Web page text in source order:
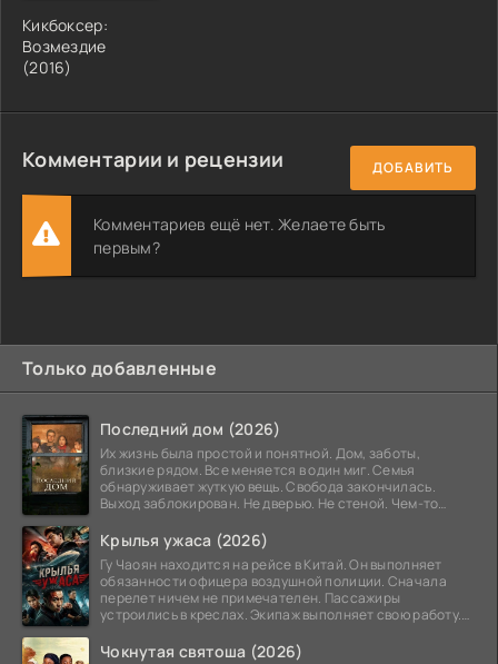
Кикбоксер:
Возмездие
(2016)
Комментарии и рецензии ДОБАВИТЬ
Комментариев ещё нет. Желаете быть
первым?
Только добавленные
Последний дом (2026)
Их жизнь была простой и понятной. Дом, заботы,
близкие рядом. Все меняется в один миг. Семья
обнаруживает жуткую вещь. Свобода закончилась.
Выход заблокирован. Не дверью. Не стеной. Чем-то
Крылья ужаса (2026)
Гу Чаоян находится на рейсе в Китай. Он выполняет
обязанности офицера воздушной полиции. Сначала
перелет ничем не примечателен. Пассажиры
устроились в креслах. Экипаж выполняет свою работу.
Чокнутая святоша (2026)